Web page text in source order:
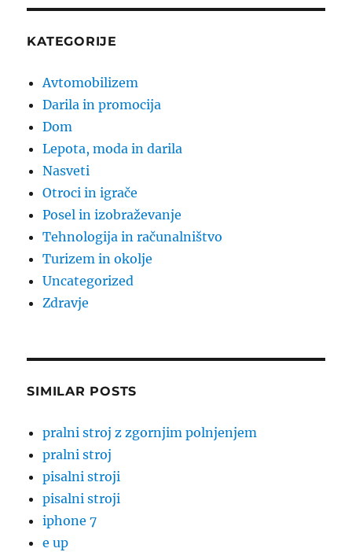
KATEGORIJE
Avtomobilizem
Darila in promocija
Dom
Lepota, moda in darila
Nasveti
Otroci in igrače
Posel in izobraževanje
Tehnologija in računalništvo
Turizem in okolje
Uncategorized
Zdravje
SIMILAR POSTS
pralni stroj z zgornjim polnjenjem
pralni stroj
pisalni stroji
pisalni stroji
iphone 7
e up